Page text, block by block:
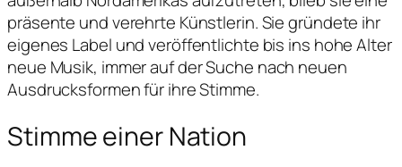
präsente und verehrte Künstlerin. Sie gründete ihr
eigenes Label und veröffentlichte bis ins hohe Alter
neue Musik, immer auf der Suche nach neuen
Ausdrucksformen für ihre Stimme.
Stimme einer Nation